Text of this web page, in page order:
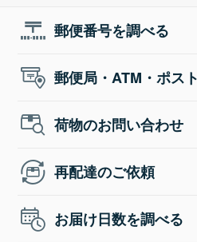
郵便番号を調べる
郵便局・ATM・ポス
荷物のお問い合わせ
再配達のご依頼
お届け日数を調べる